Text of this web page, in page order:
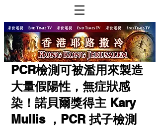
PCR檢測可被濫用來製造
大量假陽性，無症狀感
染！諾貝爾獎得主 Kary
Mullis ，PCR 拭子檢測